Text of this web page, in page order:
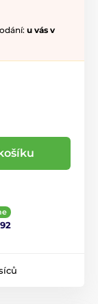
u vás v